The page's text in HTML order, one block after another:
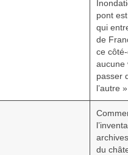
La garde aux Pyrénées de 1808
pont
qui
de
ce
aucune
passer
l’autre »
du